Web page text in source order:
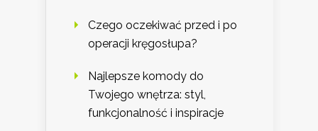
Czego oczekiwać przed i po
operacji kręgosłupa?
Najlepsze komody do
Twojego wnętrza: styl,
funkcjonalność i inspiracje